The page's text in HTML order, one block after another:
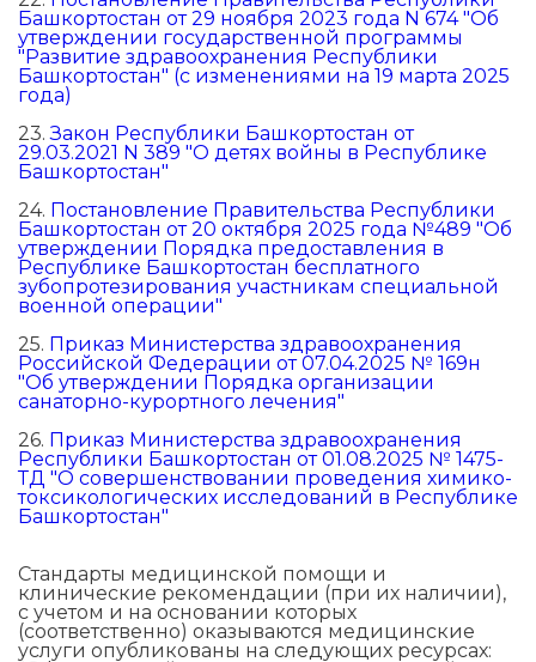
Башкортостан от 29 ноября 2023 года N 674 "Об
утверждении государственной программы
"Развитие здравоохранения Республики
Башкортостан" (с изменениями на 19 марта 2025
года)
23.Закон Республики Башкортостан от
29.03.2021 N 389 "О детях войны в Республике
Башкортостан"
24. Постановление Правительства Республики
Башкортостан от 20 октября 2025 года №489 "Об
утверждении Порядка предоставления в
Республике Башкортостан бесплатного
зубопротезирования участникам специальной
военной операции"
25. Приказ Министерства здравоохранения
Российской Федерации от 07.04.2025 № 169н
"Об утверждении Порядка организации
санаторно-курортного лечения"
26. Приказ Министерства здравоохранения
Республики Башкортостан от 01.08.2025 № 1475-
ТД "О совершенствовании проведения химико-
токсикологических исследований в Республике
Башкортостан"
Стандарты медицинской помощи и
клинические рекомендации (при их наличии),
с учетом и на основании которых
(соответственно) оказываются медицинские
услуги опубликованы на следующих ресурсах: